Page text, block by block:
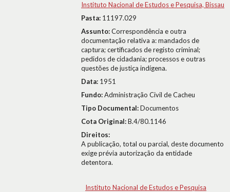
Instituto Nacional de Estudos e Pesquisa, Bissau
Pasta: 11197.029
Assunto:Correspondência e outra
documentação relativa a: mandados de
captura; certificados de registo criminal;
pedidos de cidadania; processos e outras
questões de justiça indígena.
Data: 1951
Fundo:Administração Civil de Cacheu
Tipo Documental:Documentos
Cota Original:B.4/80.1146
Direitos:
A publicação, total ou parcial, deste documento
exige prévia autorização da entidade
detentora.
Instituto Nacional de Estudos e Pesquisa